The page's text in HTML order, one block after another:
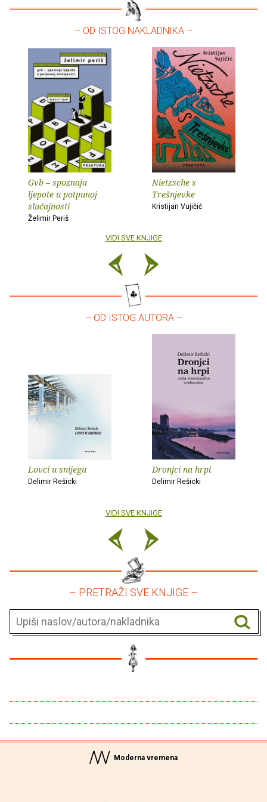
– OD ISTOG NAKLADNIKA –
Gvb – spoznaja
ljepote u potpunoj
slučajnosti
Želimir Periš
Nietzsche s
Trešnjevke
Kristijan Vujičić
VIDI SVE KNJIGE
– OD ISTOG AUTORA –
Lovci u snijegu
Delimir Rešicki
Dronjci na hrpi
Delimir Rešicki
VIDI SVE KNJIGE
– PRETRAŽI SVE KNJIGE –
Moderna vremena